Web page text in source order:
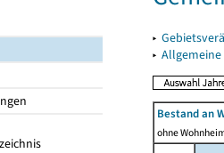
▸
▸
Bestand an
ohne